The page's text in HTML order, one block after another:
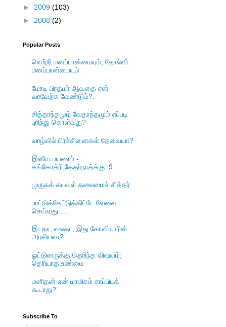
► 2009 (103)
► 2008 (2)
Popular Posts
வெற்றி மனப்பான்மையும், தோல்வி
மனப்பான்மையும்
மோடி பிரதமர் ஆவதை ஏன்
வரவேற்க வேண்டும்?.
சித்தாந்தமும் வேதாந்தமும் எப்படி
புரிந்து கொள்வது?
வாழ்வில் பிரச்சினைகள் தேவையா?
இனிய பயணம் -
கங்கோத்ரி,கேதர்நாத்க்கு..9
முருகக் கடவுள் தலைமைச் சித்தர்
பாட்டுக்கேட்டுக்கிட்டே வேலை
செய்வது.....
இடதா, வலதா, இது கோவியாரின்
அரசியலா?
ஓட்டுனருக்கு தெரிந்த விஷயம்;
தெரியாத உண்மை
மனிதன் ஏன் மாமிசம் சாப்பிடக்
கூடாது?
Subscribe To